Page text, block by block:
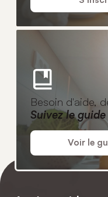
Besoin d'aide,
Suivez le guide
Voir le